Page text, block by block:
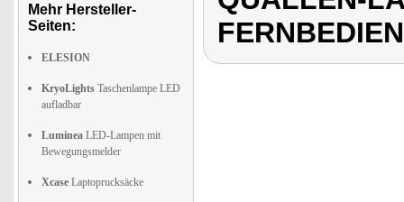
Mehr Hersteller-
Seiten:
ELESION
KryoLights Taschenlampe LED
aufladbar
Luminea LED-Lampen mit
Bewegungsmelder
Xcase Laptoprucksäcke